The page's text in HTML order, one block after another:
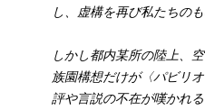
し、虚構を再び私たちの
しかし都内某所の陸上、
族園構想だけが〈パビリ
評や言説の不在が嘆かれ